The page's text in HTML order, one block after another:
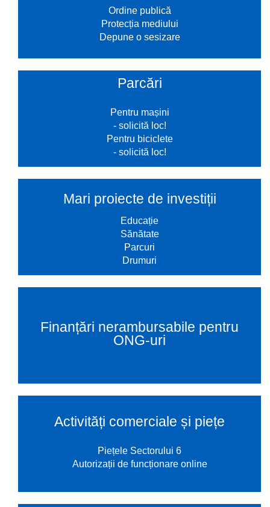
Ordine publică
Protecția mediului
Depune o sesizare
Parcări
Pentru mașini
- solicită loc!
Pentru biciclete
- solicită loc!
Mari proiecte de investiții
Educație
Sănătate
Parcuri
Drumuri
Finanțări nerambursabile pentru
ONG-uri
Activități comerciale și piețe
Piețele Sectorului 6
Autorizații de funcționare online